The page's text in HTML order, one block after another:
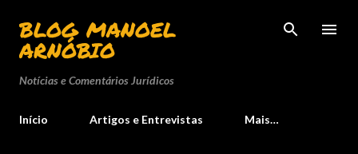
Pular para o conteúdo principal
BLOG MANOEL
ARNÓBIO
Notícias e Comentários Jurídicos
Início Artigos e Entrevistas Mais…